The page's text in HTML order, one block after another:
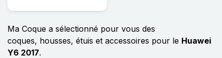
Ma Coque a sélectionné pour vous des
coques, housses, étuis et accessoires pour le Huawei
Y6 2017.